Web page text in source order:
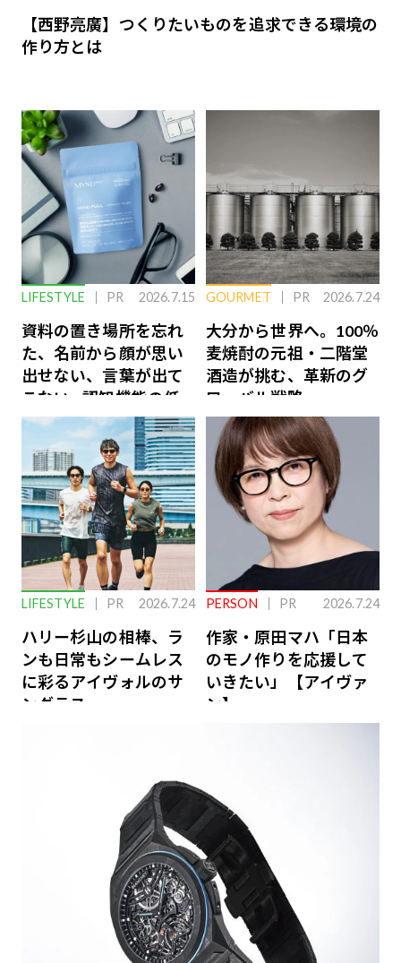
【西野亮廣】つくりたいものを追求できる環境の
作り方とは
LIFESTYLE PR 2026.7.15
資料の置き場所を忘れ
た、名前から顔が思い
出せない、言葉が出て
こない…認知機能の低
下を救う、脳のインナ
ーケアとは
GOURMET PR 2026.7.24
大分から世界へ。100％
麦焼酎の元祖・二階堂
酒造が挑む、革新のグ
ローバル戦略
LIFESTYLE PR 2026.7.24
ハリー杉山の相棒、ラ
ンも日常もシームレス
に彩るアイヴォルのサ
ングラス
PERSON PR 2026.7.24
作家・原田マハ「日本
のモノ作りを応援して
いきたい」【アイヴァ
ン】